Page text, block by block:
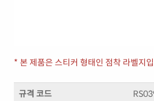
* 본 제품은 스티커 형태인 점착 라벨지
규격 코드